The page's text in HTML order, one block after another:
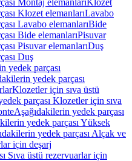
Montaj elemanlarıKlozet
Klozet elemanlarıLavabo
Lavabo elemanlarıBide
Bide elemanlarıPisuvar
Pisuvar elemanlarıDuş
Duş
yedek parçası
yedek parçası
Klozetler için sıva üstü
parçası Klozetler için sıva
Aşağıdakilerin yedek parçası
yedek parçası Yüksek
yedek parçası Alçak ve
için deşarj
Sıva üstü rezervuarlar için